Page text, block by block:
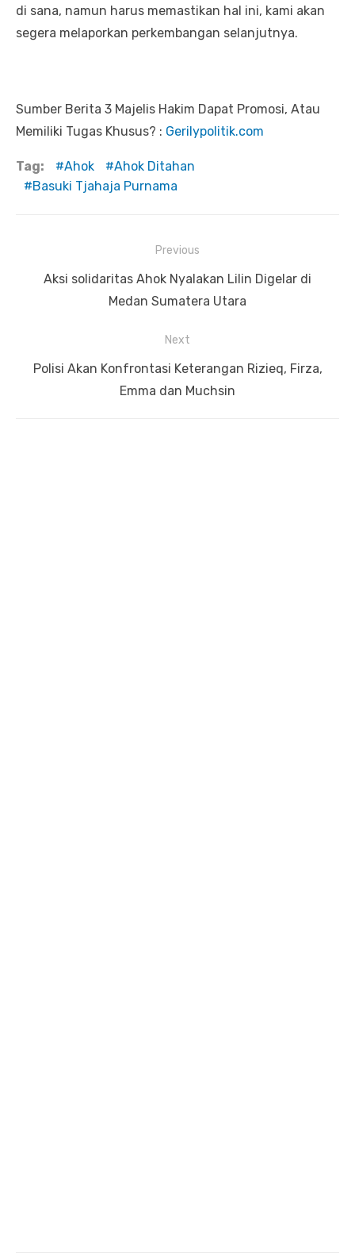
di sana, namun harus memastikan hal ini, kami akan
segera melaporkan perkembangan selanjutnya.
Sumber Berita 3 Majelis Hakim Dapat Promosi, Atau
Memiliki Tugas Khusus? : Gerilypolitik.com
Tag: Ahok
Ahok Ditahan
Basuki Tjahaja Purnama
pos
Previous
Previous
Aksi solidaritas Ahok Nyalakan Lilin Digelar di
Medan Sumatera Utara
Next
Next
Polisi Akan Konfrontasi Keterangan Rizieq, Firza,
Emma dan Muchsin